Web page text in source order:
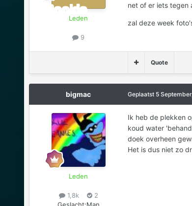
Leden
9
net of er iets tegen
zal deze week
Quote
bigmac
Leden
1,8k
2
Geplaatst 5
Ik heb de plekken
koud water
doek overheen
Het is dus niet zo